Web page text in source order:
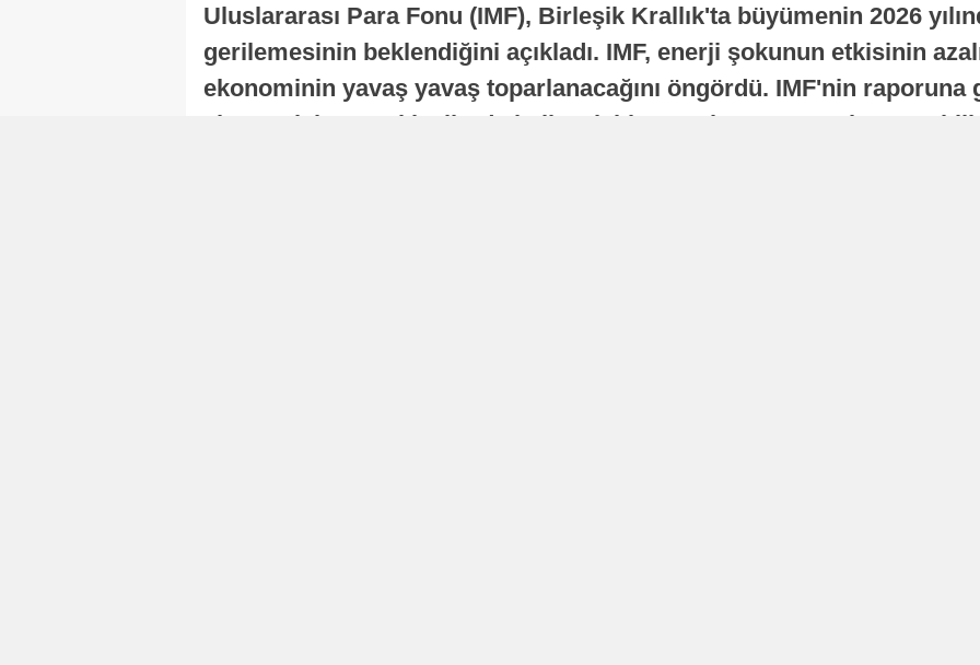
Uluslararası Para Fonu (IMF), Birleşik Krallık'ta büyümenin 2026
gerilemesinin beklendiğini açıkladı. IMF, enerji şokunun etkisinin
ekonominin yavaş yavaş toparlanacağını öngördü. IMF'nin raporuna
ekonomisi, sonraki yıllarda istikrarlı bir toparlanma süreci